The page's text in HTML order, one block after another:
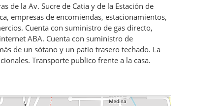
de la Av. Sucre de Catia y de la Estación de
empresas de encomiendas, estacionamientos,
Cuenta con suministro de gas directo,
ABA. Cuenta con suministro de
de un sótano y un patio trasero techado. La
Transporte publico frente a la casa.